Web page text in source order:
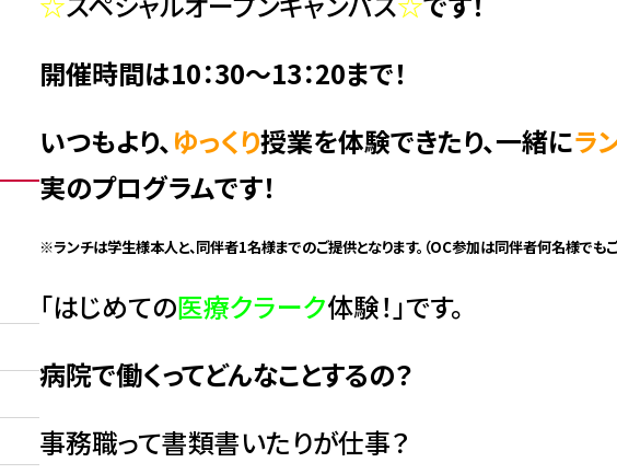
開催時間は10：30～13：20まで！
いつもより、 ゆっくり授業を体験できたり、一緒にラ
実のプログラムです！
※ランチは学生様本人と、同伴者1名様までのご提供となります。（OC参加は同伴者何名様でも
「はじめての医療クラーク体験！」です。
病院で働くってどんなことするの？
事務職って書類書いたりが仕事？